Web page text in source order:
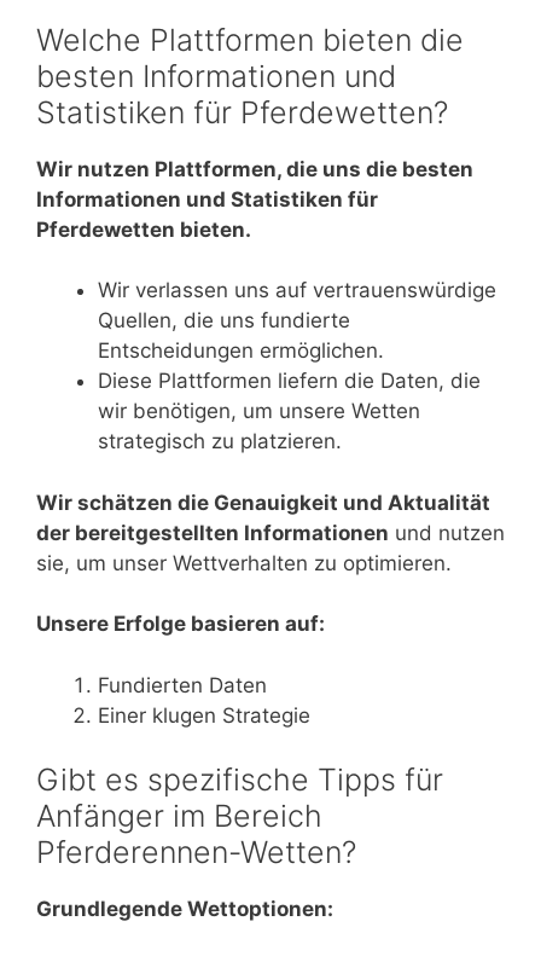
Welche Plattformen bieten die
besten Informationen und
Statistiken für Pferdewetten?
Wir nutzen Plattformen, die uns die besten
Informationen und Statistiken für
Pferdewetten bieten.
Wir verlassen uns auf vertrauenswürdige
Quellen, die uns fundierte
Entscheidungen ermöglichen.
Diese Plattformen liefern die Daten, die
wir benötigen, um unsere Wetten
strategisch zu platzieren.
Wir schätzen die Genauigkeit und Aktualität
der bereitgestellten Informationen und nutzen
sie, um unser Wettverhalten zu optimieren.
Unsere Erfolge basieren auf:
Fundierten Daten
Einer klugen Strategie
Gibt es spezifische Tipps für
Anfänger im Bereich
Pferderennen-Wetten?
Grundlegende Wettoptionen: